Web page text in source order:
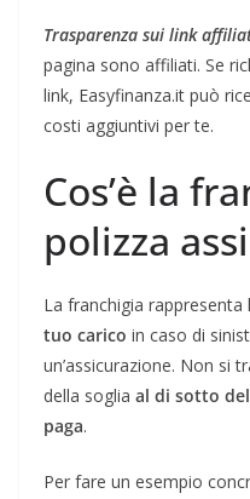
Trasparenza sui link
pagina sono affiliati. Se
link, Easyfinanza.it può
costi aggiuntivi per te.
Cos’è la
polizza
La franchigia rappresenta
tuo carico in caso di
un’assicurazione. Non si
della soglia al di sotto
paga.
Per fare un esempio